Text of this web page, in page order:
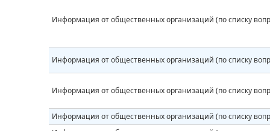
Информация от общественных организаций (по списку
Информация от общественных организаций (по списку
Информация от общественных организаций (по списку
Информация от общественных организаций (по списку